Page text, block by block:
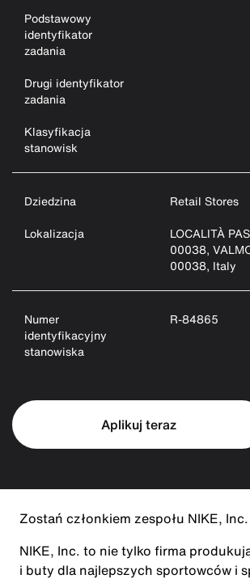
Podstawowy
identyfikator
zadania
Drugi identyfikator
zadania
Klasyfikacja
stanowisk
Dziedzina
Retail Stores
Lokalizacja
LOCALITÀ
00038,
00038, Italy
Numer
identyfikacyjny
stanowiska
R-84865
Aplikuj teraz
Zostań członkiem zespołu NIKE, Inc.
NIKE, Inc. to nie tylko firma
i buty dla najlepszych sportowców i